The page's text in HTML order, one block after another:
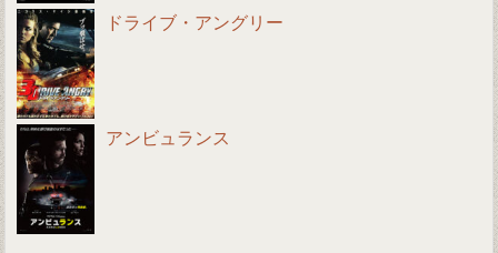
ドライブ・アングリー
アンビュランス